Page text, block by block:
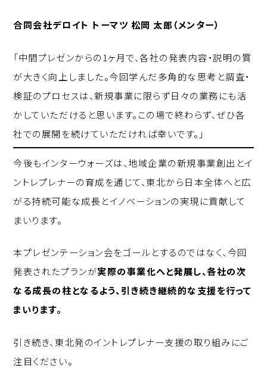
合同会社デロイト トーマツ 松岡 太郎（メンター）
「中間プレゼンからの1ヶ月で、各社の発表内容・説明の質
が大きく向上しました。今回学んだ多角的な思考と調査・
検証のプロセスは、新規事業に限らず日々の業務にも活
かしていただけると思います。この場で終わらず、ぜひ各
社での展開を続けていただければ幸いです。」
今後もインターウォーズは、地域企業の新規事業創出とイ
ントレプレナーの育成を通じて、東北から日本全体へと広
がる持続可能な成長とイノベーションの実現に貢献して
まいります。
本プレゼンテーション会をゴールとするのではなく、今回
発表されたプランが実際の事業化へと発展し、各社の次
なる成長の柱となるよう、引き続き継続的な支援を行って
まいります。
引き続き、東北発のイントレプレナー支援の取り組みにご
注目ください。